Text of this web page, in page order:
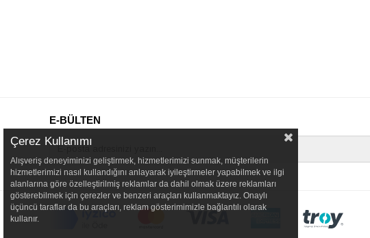
E-BÜLTEN
Çerez Kullanımı
Alışveriş deneyiminizi geliştirmek, hizmetlerimizi sunmak, müşterilerin
hizmetlerimizi nasıl kullandığını anlayarak iyileştirmeler yapabilmek ve ilgi
alanlarına göre özelleştirilmiş reklamlar da dahil olmak üzere reklamları
gösterebilmek için çerezler ve benzeri araçları kullanmaktayız. Onaylı
üçüncü taraflar da bu araçları, reklam gösterimimizle bağlantılı olarak
kullanır.